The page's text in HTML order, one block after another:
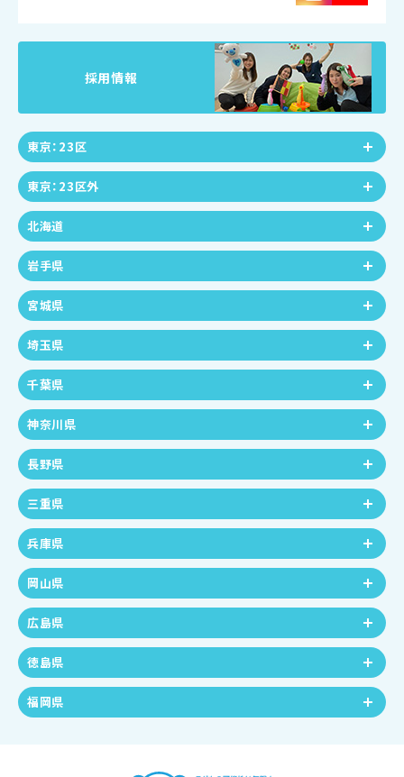
採用情報
東京：23区
東京：23区外
北海道
岩手県
宮城県
埼玉県
千葉県
神奈川県
長野県
三重県
兵庫県
岡山県
広島県
徳島県
福岡県